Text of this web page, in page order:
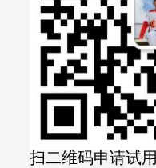
扫二维码申请试用